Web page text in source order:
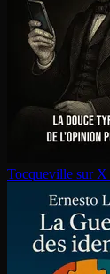
Tocqueville sur X